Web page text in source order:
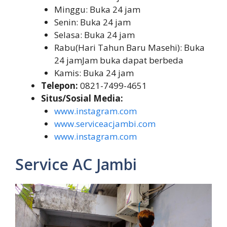
Minggu: Buka 24 jam
Senin: Buka 24 jam
Selasa: Buka 24 jam
Rabu(Hari Tahun Baru Masehi): Buka
24 jamJam buka dapat berbeda
Kamis: Buka 24 jam
Telepon: 0821-7499-4651
Situs/Sosial Media:
www.instagram.com
www.serviceacjambi.com
www.instagram.com
Service AC Jambi